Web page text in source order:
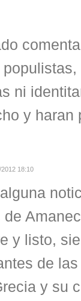
ni
y haran
18:10
y listo,
de
y su